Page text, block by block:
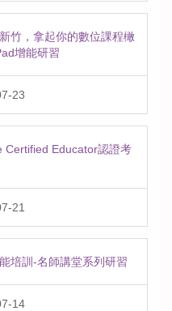
竹，拿起你的數位課程橄
增能研習
23
Certified Educator認證考
21
培訓-名師講堂系列研習
14